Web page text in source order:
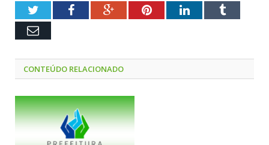
TwitterFacebookGoogle+PinterestLinkedInTumblr
Email
CONTEÚDO RELACIONADO